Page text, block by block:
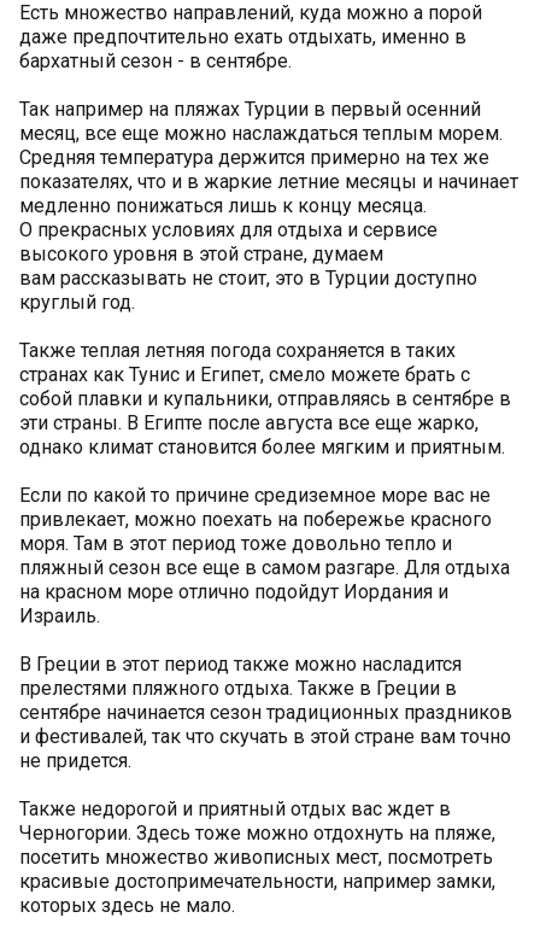
Есть множество направлений, куда можно а порой
даже предпочтительно ехать отдыхать, именно в
бархатный сезон - в сентябре.
Так например на пляжах Турции в первый осенний
месяц, все еще можно наслаждаться теплым морем.
Средняя температура держится примерно на тех же
показателях, что и в жаркие летние месяцы и начинает
медленно понижаться лишь к концу месяца.
О прекрасных условиях для отдыха и сервисе
высокого уровня в этой стране, думаем
вам рассказывать не стоит, это в Турции доступно
круглый год.
Также теплая летняя погода сохраняется в таких
странах как Тунис и Египет, смело можете брать с
собой плавки и купальники, отправляясь в сентябре в
эти страны. В Египте после августа все еще жарко,
однако климат становится более мягким и приятным.
Если по какой то причине средиземное море вас не
привлекает, можно поехать на побережье красного
моря. Там в этот период тоже довольно тепло и
пляжный сезон все еще в самом разгаре. Для отдыха
на красном море отлично подойдут Иордания и
Израиль.
В Греции в этот период также можно насладится
прелестями пляжного отдыха. Также в Греции в
сентябре начинается сезон традиционных праздников
и фестивалей, так что скучать в этой стране вам точно
не придется.
Также недорогой и приятный отдых вас ждет в
Черногории. Здесь тоже можно отдохнуть на пляже,
посетить множество живописных мест, посмотреть
красивые достопримечательности, например замки,
которых здесь не мало.